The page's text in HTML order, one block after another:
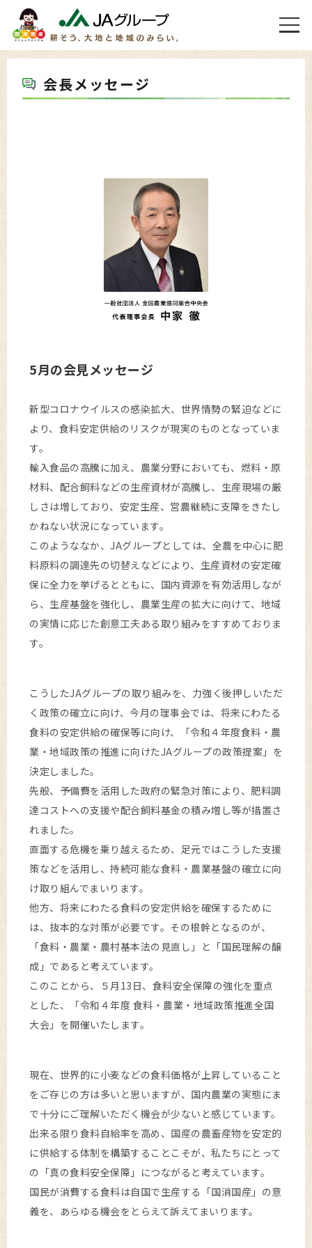
会長メッセージ
5月の会見メッセージ
新型コロナウイルスの感染拡大、世界情勢の緊迫などに
より、食料安定供給のリスクが現実のものとなっていま
す。
輸入食品の高騰に加え、農業分野においても、燃料・原
材料、配合飼料などの生産資材が高騰し、生産現場の厳
しさは増しており、安定生産、営農継続に支障をきたし
かねない状況になっています。
このようななか、JAグループとしては、全農を中心に肥
料原料の調達先の切替えなどにより、生産資材の安定確
保に全力を挙げるとともに、国内資源を有効活用しなが
ら、生産基盤を強化し、農業生産の拡大に向けて、地域
の実情に応じた創意工夫ある取り組みをすすめておりま
す。
こうしたJAグループの取り組みを、力強く後押しいただ
く政策の確立に向け、今月の理事会では、将来にわたる
食料の安定供給の確保等に向け、「令和４年度食料・農
業・地域政策の推進に向けたJAグループの政策提案」を
決定しました。
先般、予備費を活用した政府の緊急対策により、肥料調
達コストへの支援や配合飼料基金の積み増し等が措置さ
れました。
直面する危機を乗り越えるため、足元ではこうした支援
策などを活用し、持続可能な食料・農業基盤の確立に向
け取り組んでまいります。
他方、将来にわたる食料の安定供給を確保するために
は、抜本的な対策が必要です。その根幹となるのが、
「食料・農業・農村基本法の見直し」と「国民理解の醸
成」であると考えています。
このことから、５月13日、食料安全保障の強化を重点
とした、「令和４年度 食料・農業・地域政策推進全国
大会」を開催いたします。
現在、世界的に小麦などの食料価格が上昇していること
をご存じの方は多いと思いますが、国内農業の実態にま
で十分にご理解いただく機会が少ないと感じています。
出来る限り食料自給率を高め、国産の農畜産物を安定的
に供給する体制を構築することこそが、私たちにとって
の「真の食料安全保障」につながると考えています。
国民が消費する食料は自国で生産する「国消国産」の意
義を、あらゆる機会をとらえて訴えてまいります。